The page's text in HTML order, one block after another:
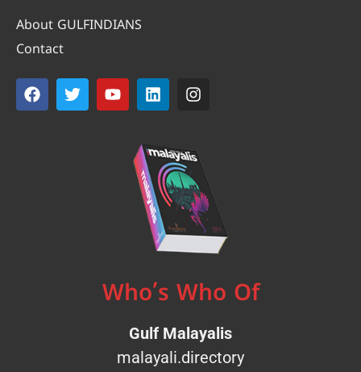
About GULFINDIANS
Contact
Who’s Who Of
Gulf Malayalis
malayali.directory